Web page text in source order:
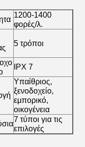
1200-1400
φορές/λ.
5 τρόποι
IPX 7
Υπαίθριος,
ξενοδοχείο,
εμπορικό,
οικογένεια
7 τύποι για τις
επιλογές